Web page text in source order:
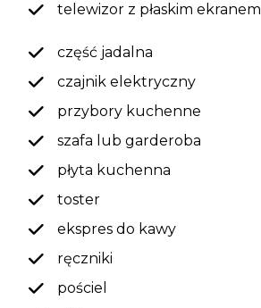
telewizor z płaskim ekranem
część jadalna
czajnik elektryczny
przybory kuchenne
szafa lub garderoba
płyta kuchenna
toster
ekspres do kawy
ręczniki
pościel